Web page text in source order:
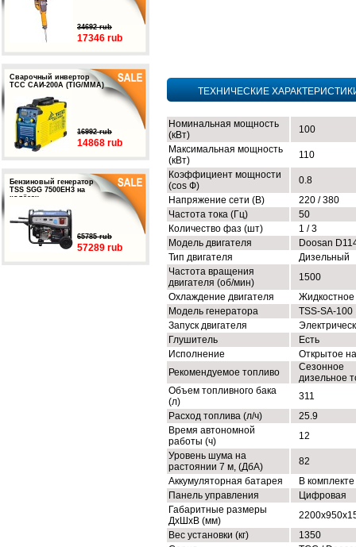
34692 rub
17346 rub
Сварочный инвертор
ТСС САИ-200А (TIG/MMA)
16992 rub
14868 rub
Бензиновый генератор
TSS SGG 7500EH3 на
колёсах
65785 rub
57289 rub
ТЕХНИЧЕСКИЕ
Номинальная мощность
(кВт)
100
Максимальная мощность
(кВт)
110
Коэффициент мощности
(cos Ф)
0.8
Напряжение сети (В)
220 / 380
Частота тока (Гц)
50
Количество фаз (шт)
1 / 3
Модель двигателя
Doosan
Тип двигателя
Дизельный
Частота вращения
двигателя (об/мин)
1500
Охлаждение двигателя
Жидкостное
Модель генератора
TSS-SA-100
Запуск двигателя
Глушитель
Есть
Исполнение
Открытое
Рекомендуемое топливо
Сезонное
дизельное
Объем топливного бака
(л)
311
Расход топлива (л/ч)
25.9
Время автономной
работы (ч)
12
Уровень шума на
растоянии 7 м, (ДбА)
82
Аккумуляторная батарея
В комплекте
Панель управления
Цифровая
Габаритные размеры
ДхШхВ (мм)
Вес установки (кг)
1350